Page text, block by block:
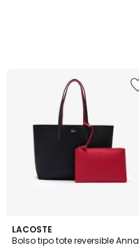
LACOSTE
Bolso tipo tote reversible Anna
4
/